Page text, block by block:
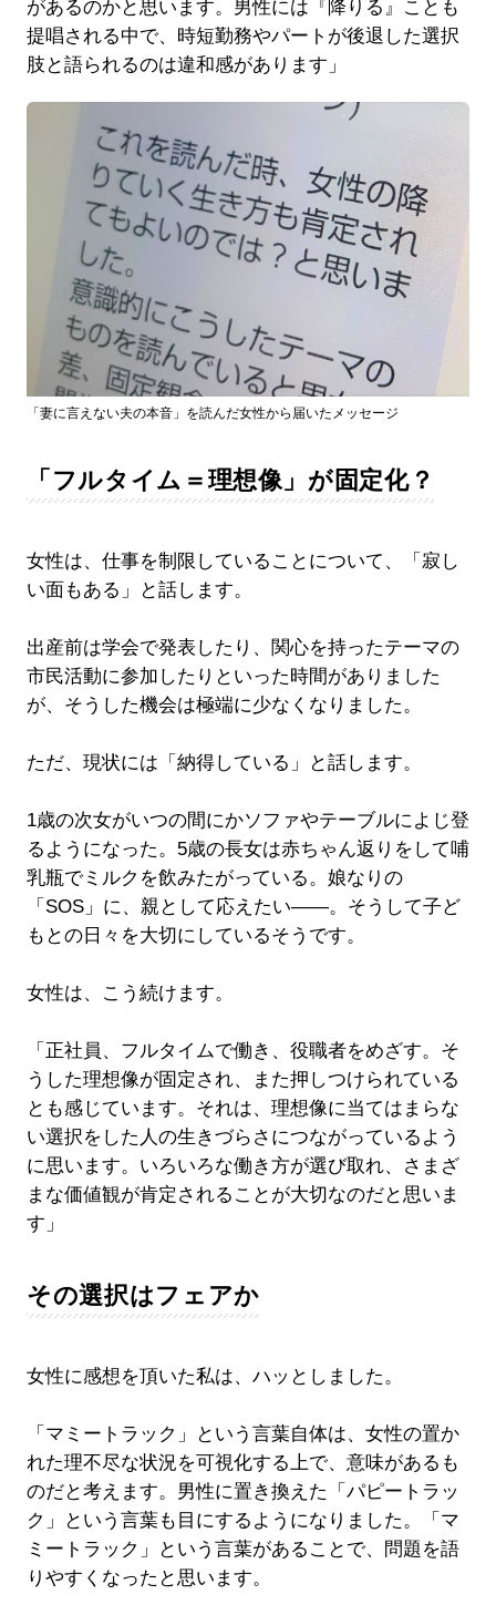
があるのかと思います。男性には『降りる』ことも
提唱される中で、時短勤務やパートが後退した選択
肢と語られるのは違和感があります」
「妻に言えない夫の本音」を読んだ女性から届いたメッセージ
「フルタイム＝理想像」が固定化？
女性は、仕事を制限していることについて、「寂し
い面もある」と話します。
出産前は学会で発表したり、関心を持ったテーマの
市民活動に参加したりといった時間がありました
が、そうした機会は極端に少なくなりました。
ただ、現状には「納得している」と話します。
1歳の次女がいつの間にかソファやテーブルによじ登
るようになった。5歳の長女は赤ちゃん返りをして哺
乳瓶でミルクを飲みたがっている。娘なりの
「SOS」に、親として応えたい――。そうして子ど
もとの日々を大切にしているそうです。
女性は、こう続けます。
「正社員、フルタイムで働き、役職者をめざす。そ
うした理想像が固定され、また押しつけられている
とも感じています。それは、理想像に当てはまらな
い選択をした人の生きづらさにつながっているよう
に思います。いろいろな働き方が選び取れ、さまざ
まな価値観が肯定されることが大切なのだと思いま
す」
その選択はフェアか
女性に感想を頂いた私は、ハッとしました。
「マミートラック」という言葉自体は、女性の置か
れた理不尽な状況を可視化する上で、意味があるも
のだと考えます。男性に置き換えた「パピートラッ
ク」という言葉も目にするようになりました。「マ
ミートラック」という言葉があることで、問題を語
りやすくなったと思います。